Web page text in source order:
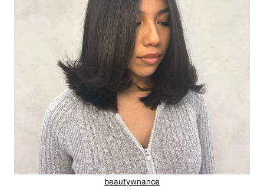
beautywnance